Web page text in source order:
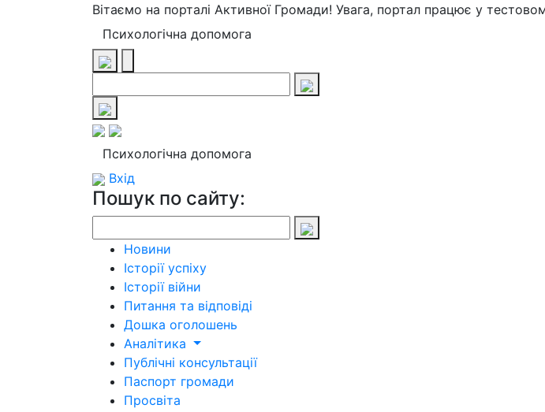
Вітаємо на порталі Активної Громади! Увага, портал працює у
Психологічна допомога
Психологічна допомога
Вхід
Пошук по сайту:
Новини
Історії успіху
Історії війни
Питання та відповіді
Дошка оголошень
Аналітика
Публічні консультації
Паспорт громади
Просвіта